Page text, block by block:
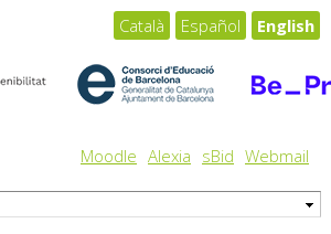
Moodle Alexia sBid Webmail
Català Español English